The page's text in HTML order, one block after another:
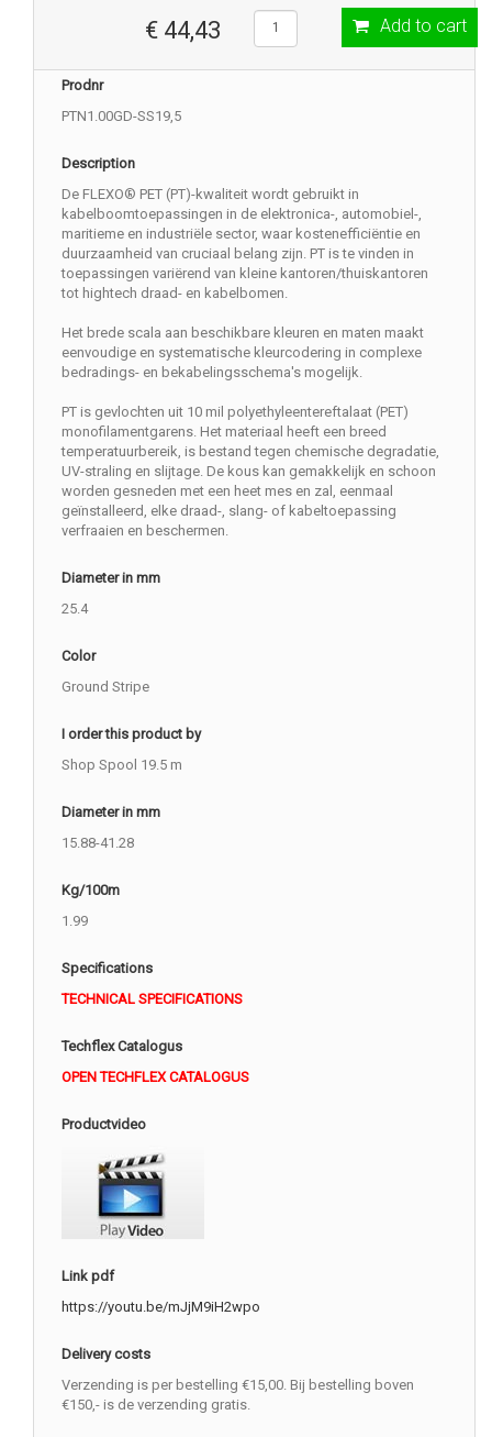
€ 44,43 Add to cart
Prodnr
PTN1.00GD-SS19,5
Description
De FLEXO® PET (PT)-kwaliteit wordt gebruikt in
kabelboomtoepassingen in de elektronica-, automobiel-,
maritieme en industriële sector, waar kostenefficiëntie en
duurzaamheid van cruciaal belang zijn. PT is te vinden in
toepassingen variërend van kleine kantoren/thuiskantoren
tot hightech draad- en kabelbomen.
Het brede scala aan beschikbare kleuren en maten maakt
eenvoudige en systematische kleurcodering in complexe
bedradings- en bekabelingsschema's mogelijk.
PT is gevlochten uit 10 mil polyethyleentereftalaat (PET)
monofilamentgarens. Het materiaal heeft een breed
temperatuurbereik, is bestand tegen chemische degradatie,
UV-straling en slijtage. De kous kan gemakkelijk en schoon
worden gesneden met een heet mes en zal, eenmaal
geïnstalleerd, elke draad-, slang- of kabeltoepassing
verfraaien en beschermen.
Diameter in mm
25.4
Color
Ground Stripe
I order this product by
Shop Spool 19.5 m
Diameter in mm
15.88-41.28
Kg/100m
1.99
Specifications
TECHNICAL SPECIFICATIONS
Techflex Catalogus
OPEN TECHFLEX CATALOGUS
Productvideo
Link pdf
https://youtu.be/mJjM9iH2wpo
Delivery costs
Verzending is per bestelling €15,00. Bij bestelling boven
€150,- is de verzending gratis.